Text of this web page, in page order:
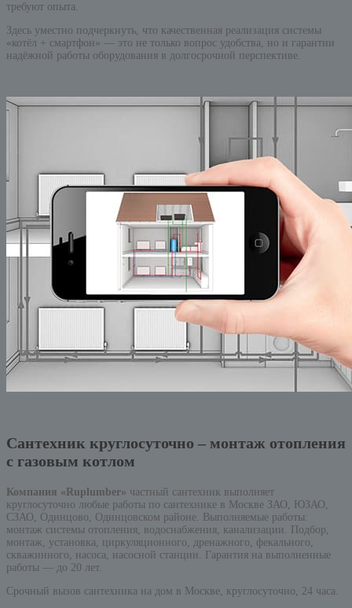
требуют опыта.
Здесь уместно подчеркнуть, что качественная реализация системы
«котёл + смартфон» — это не только вопрос удобства, но и гарантии
надёжной работы оборудования в долгосрочной перспективе.
Сантехник круглосуточно – монтаж отопления
с газовым котлом
Компания «Ruplumber» частный сантехник выполняет
круглосуточно любые работы по сантехнике в Москве ЗАО, ЮЗАО,
СЗАО, Одинцово, Одинцовском районе. Выполняемые работы:
монтаж системы отопления, водоснабжения, канализации. Подбор,
монтаж, установка, циркуляционного, дренажного, фекального,
скважинного, насоса, насосной станции. Гарантия на выполненные
работы — до 20 лет.
Срочный вызов сантехника на дом в Москве, круглосуточно, 24 часа.